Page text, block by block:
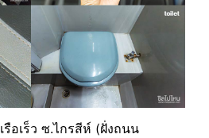
อเร็ว ซ.ไกรสีห์ (ฝั่งถนน